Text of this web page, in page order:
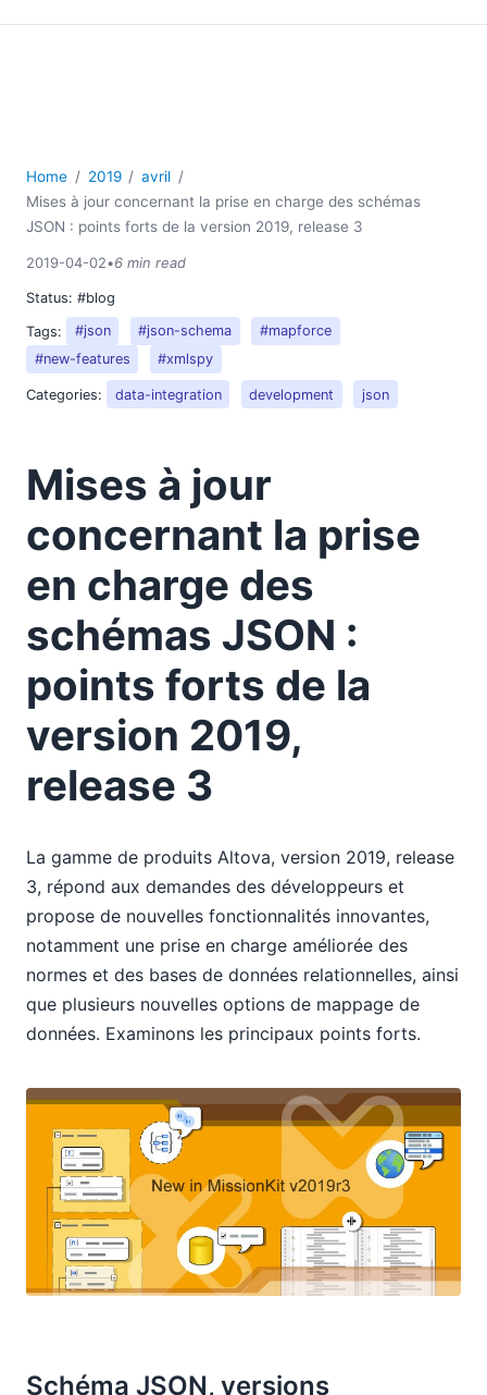
Home 2019
avril
Mises à jour concernant la prise en charge des schémas
JSON : points forts de la version 2019, release 3
2019-04-02•6 min read
Status: #blog
Tags:
#json #json-schema
#mapforce
#new-features
#xmlspy
Categories: data-integration development json
Mises à jour
concernant la prise
en charge des
schémas JSON :
points forts de la
version 2019,
release 3
La gamme de produits Altova, version 2019, release
3, répond aux demandes des développeurs et
propose de nouvelles fonctionnalités innovantes,
notamment une prise en charge améliorée des
normes et des bases de données relationnelles, ainsi
que plusieurs nouvelles options de mappage de
données. Examinons les principaux points forts.
Schéma JSON, versions